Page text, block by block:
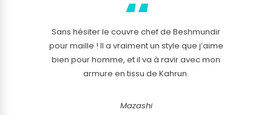
Sans hésiter le couvre chef de Beshmundir
pour maille ! Il a vraiment un style que j’aime
bien pour homme, et il va à ravir avec mon
armure en tissu de Kahrun.
Mazashi